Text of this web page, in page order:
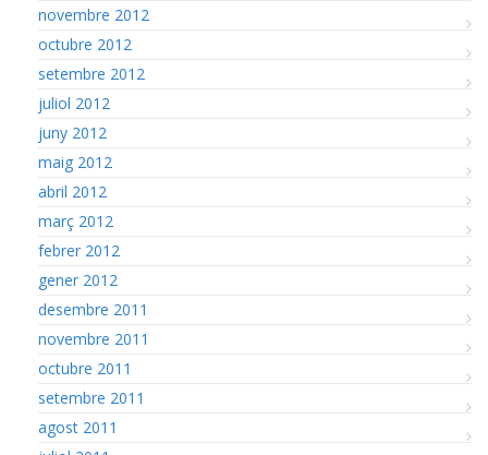
novembre 2012
octubre 2012
setembre 2012
juliol 2012
juny 2012
maig 2012
abril 2012
març 2012
febrer 2012
gener 2012
desembre 2011
novembre 2011
octubre 2011
setembre 2011
agost 2011